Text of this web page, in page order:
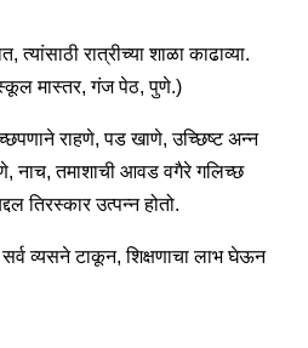
रात्रीच्या शाळा काढाव्या.
मास्तर, गंज पेठ, पुणे.)
राहणे, पड खाणे, उच्छिष्ट अन्न
नाच, तमाशाची आवड वगैरे गलिच्छ
तिरस्कार उत्पन्न होतो.
व्यसने टाकून, शिक्षणाचा लाभ घेऊन